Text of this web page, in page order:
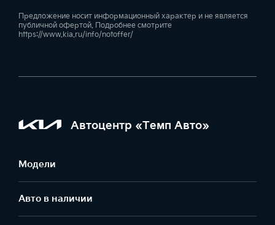
Предложение носит информационный характер и не является
публичной офертой. Подробнее смотрите
https://www.kia.ru/info/notoffer/
Автоцентр «Темп Авто»
Модели
Авто в наличии